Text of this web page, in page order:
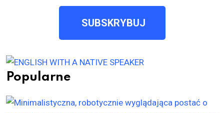
SUBSKRYBUJ
Popularne